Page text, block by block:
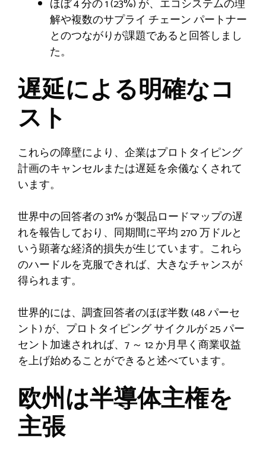
ほぼ 4 分の 1 (23%) が、エコシステムの理
解や複数のサプライ チェーン パートナー
とのつながりが課題であると回答しまし
た。
遅延による明確なコ
スト
これらの障壁により、企業はプロトタイピング
計画のキャンセルまたは遅延を余儀なくされて
います。
世界中の回答者の 31% が製品ロードマップの遅
れを報告しており、同期間に平均 270 万ドルと
いう顕著な経済的損失が生じています。これら
のハードルを克服できれば、大きなチャンスが
得られます。
世界的には、調査回答者のほぼ半数 (48 パーセ
ント) が、プロトタイピング サイクルが 25 パー
セント加速されれば、7 ～ 12 か月早く商業収益
を上げ始めることができると述べています。
欧州は半導体主権を
主張